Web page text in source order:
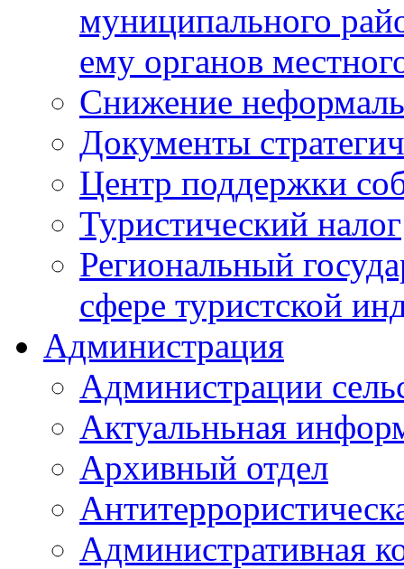
муниципального
ему органов
Снижение
Документы
Центр поддержки
Туристический налог
Региональный
сфере туристской
Администрация
Администрации
Актуальньная
Архивный отдел
Административная